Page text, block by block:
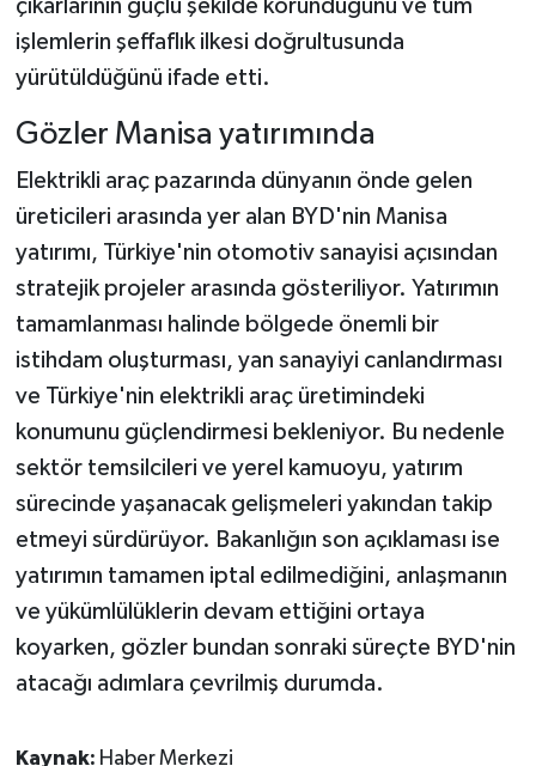
çıkarlarının güçlü şekilde korunduğunu ve tüm
işlemlerin şeffaflık ilkesi doğrultusunda
yürütüldüğünü ifade etti.
Gözler Manisa yatırımında
Elektrikli araç pazarında dünyanın önde gelen
üreticileri arasında yer alan BYD'nin Manisa
yatırımı, Türkiye'nin otomotiv sanayisi açısından
stratejik projeler arasında gösteriliyor. Yatırımın
tamamlanması halinde bölgede önemli bir
istihdam oluşturması, yan sanayiyi canlandırması
ve Türkiye'nin elektrikli araç üretimindeki
konumunu güçlendirmesi bekleniyor. Bu nedenle
sektör temsilcileri ve yerel kamuoyu, yatırım
sürecinde yaşanacak gelişmeleri yakından takip
etmeyi sürdürüyor. Bakanlığın son açıklaması ise
yatırımın tamamen iptal edilmediğini, anlaşmanın
ve yükümlülüklerin devam ettiğini ortaya
koyarken, gözler bundan sonraki süreçte BYD'nin
atacağı adımlara çevrilmiş durumda.
Kaynak: Haber Merkezi